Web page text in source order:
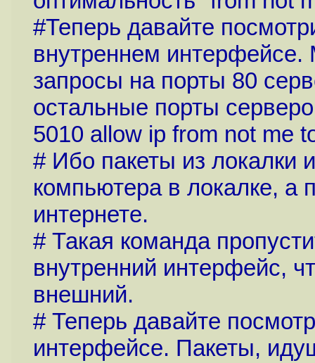
#Теперь давайте
внутреннем
запросы на порты 80
остальные порты
5010 allow ip from not me
# Ибо пакеты из локалки
компьютера в локалке, а
интернете.
# Такая команда
внутренний интерфейс,
внешний.
# Теперь давайте
интерфейсе. Пакеты,